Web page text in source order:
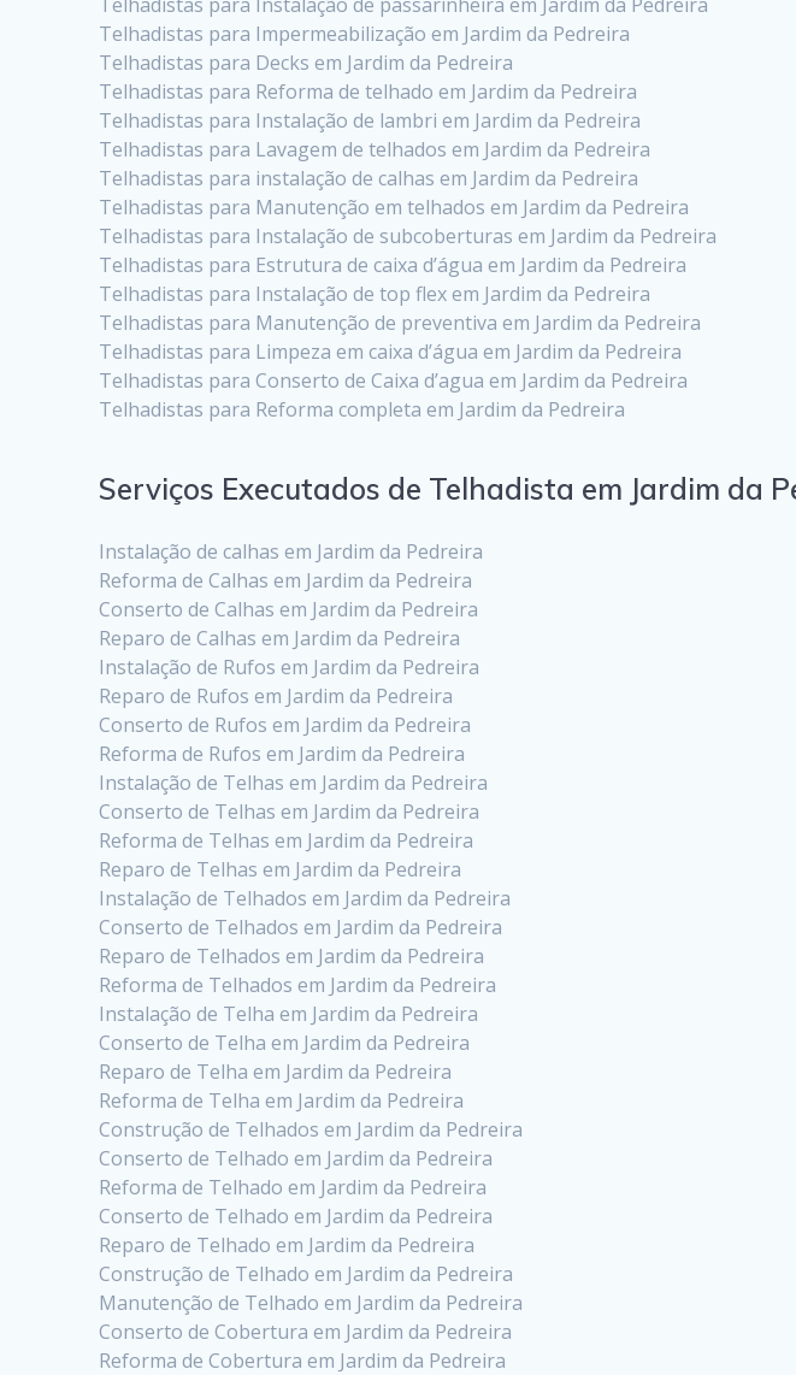
Telhadistas para Impermeabilização em Jardim da Pedreira
Telhadistas para Decks em Jardim da Pedreira
Telhadistas para Reforma de telhado em Jardim da Pedreira
Telhadistas para Instalação de lambri em Jardim da Pedreira
Telhadistas para Lavagem de telhados em Jardim da Pedreira
Telhadistas para instalação de calhas em Jardim da Pedreira
Telhadistas para Manutenção em telhados em Jardim da Pedreira
Telhadistas para Instalação de subcoberturas em Jardim da Pedreira
Telhadistas para Estrutura de caixa d’água em Jardim da Pedreira
Telhadistas para Instalação de top flex em Jardim da Pedreira
Telhadistas para Manutenção de preventiva em Jardim da Pedreira
Telhadistas para Limpeza em caixa d’água em Jardim da Pedreira
Telhadistas para Conserto de Caixa d’agua em Jardim da Pedreira
Telhadistas para Reforma completa em Jardim da Pedreira
Serviços Executados de Telhadista em Jardim da
Instalação de calhas em Jardim da Pedreira
Reforma de Calhas em Jardim da Pedreira
Conserto de Calhas em Jardim da Pedreira
Reparo de Calhas em Jardim da Pedreira
Instalação de Rufos em Jardim da Pedreira
Reparo de Rufos em Jardim da Pedreira
Conserto de Rufos em Jardim da Pedreira
Reforma de Rufos em Jardim da Pedreira
Instalação de Telhas em Jardim da Pedreira
Conserto de Telhas em Jardim da Pedreira
Reforma de Telhas em Jardim da Pedreira
Reparo de Telhas em Jardim da Pedreira
Instalação de Telhados em Jardim da Pedreira
Conserto de Telhados em Jardim da Pedreira
Reparo de Telhados em Jardim da Pedreira
Reforma de Telhados em Jardim da Pedreira
Instalação de Telha em Jardim da Pedreira
Conserto de Telha em Jardim da Pedreira
Reparo de Telha em Jardim da Pedreira
Reforma de Telha em Jardim da Pedreira
Construção de Telhados em Jardim da Pedreira
Conserto de Telhado em Jardim da Pedreira
Reforma de Telhado em Jardim da Pedreira
Conserto de Telhado em Jardim da Pedreira
Reparo de Telhado em Jardim da Pedreira
Construção de Telhado em Jardim da Pedreira
Manutenção de Telhado em Jardim da Pedreira
Conserto de Cobertura em Jardim da Pedreira
Reforma de Cobertura em Jardim da Pedreira